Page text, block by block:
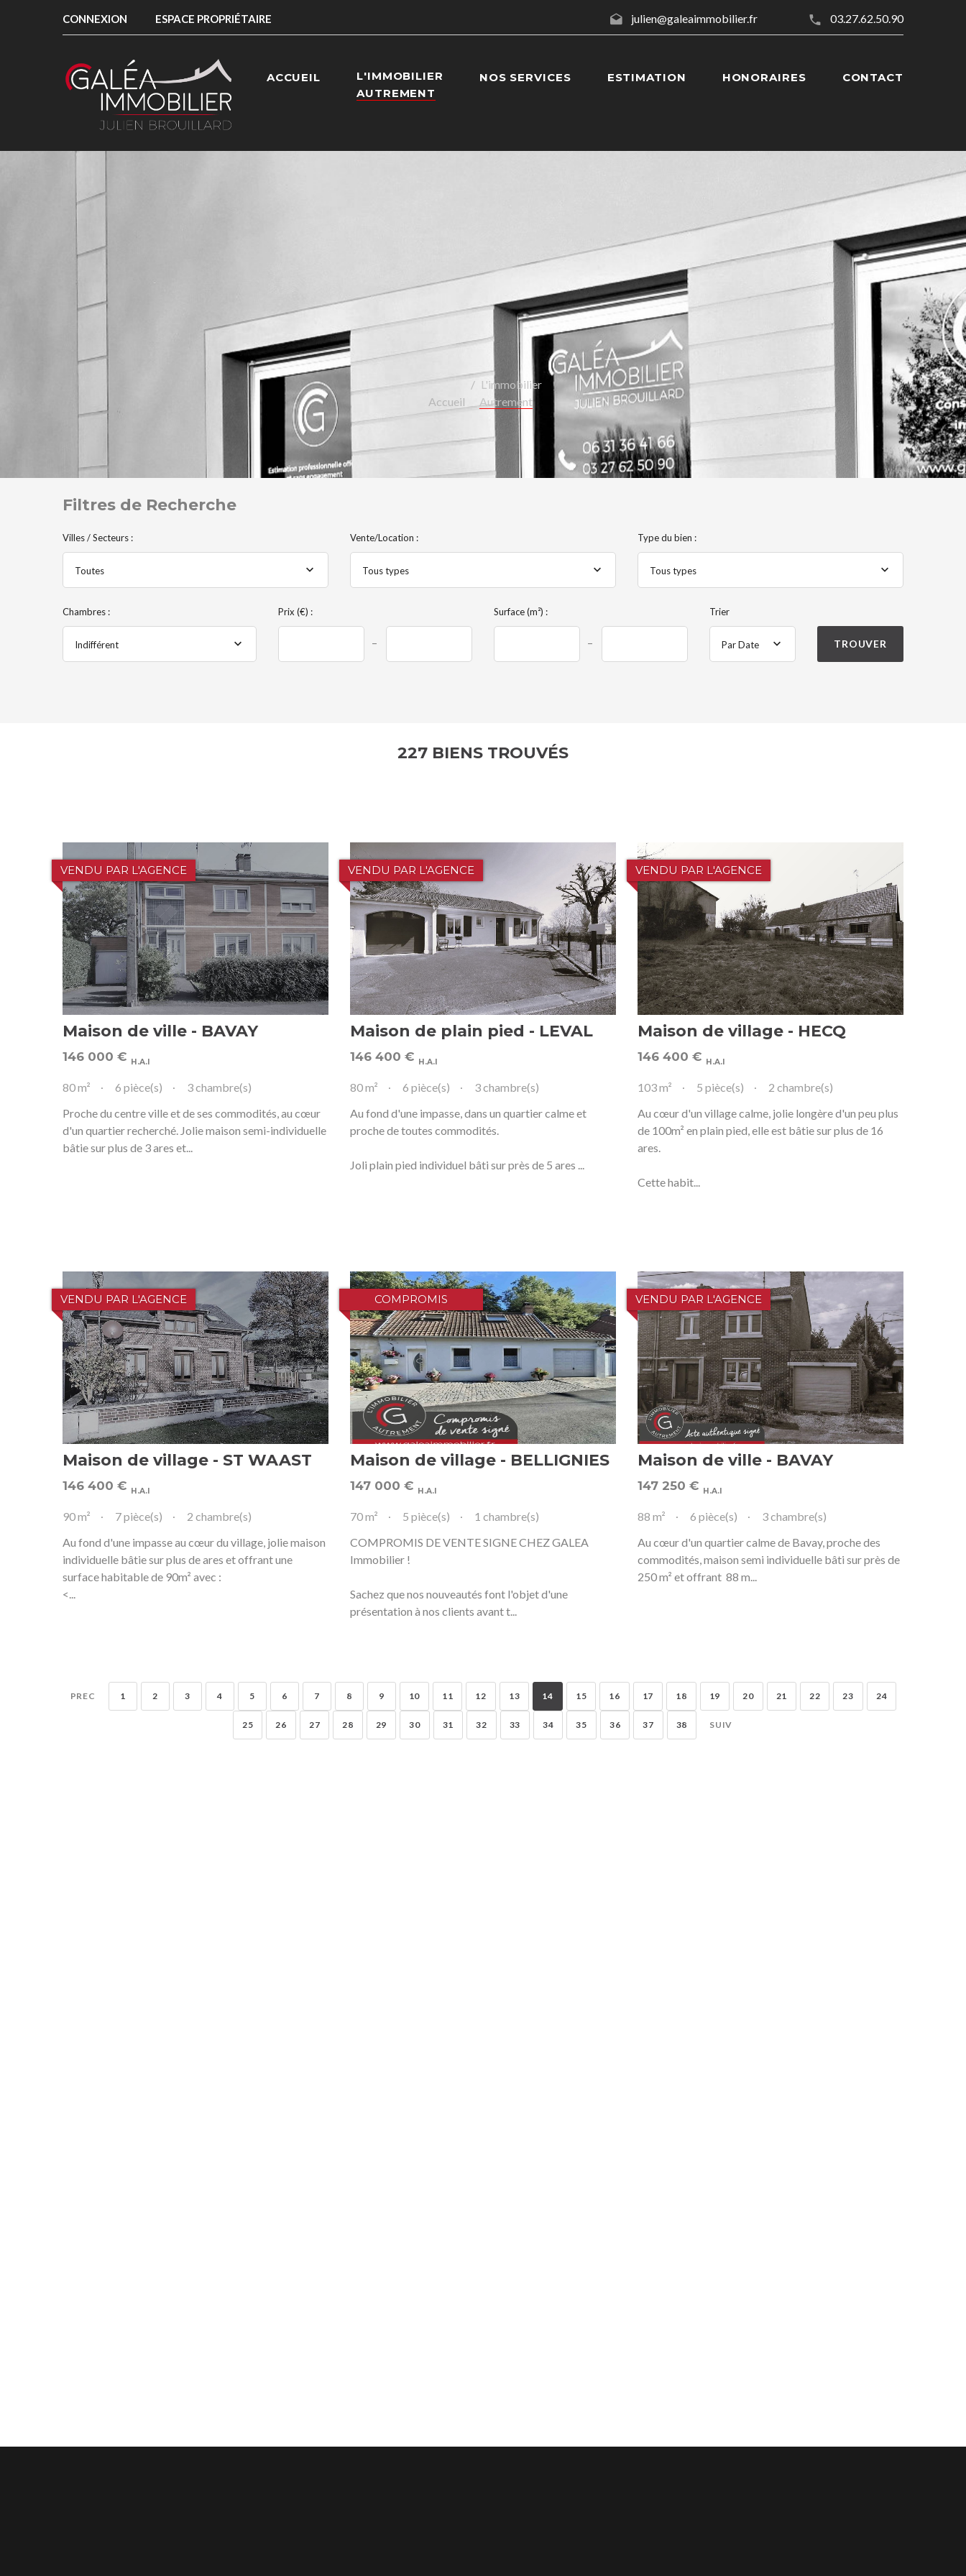
CONNEXION ESPACE PROPRIÉTAIRE julien@galeaimmobilier.fr 03.27.62.50.90
ACCUEIL
L'IMMOBILIER
AUTREMENT
NOS SERVICES ESTIMATION HONORAIRES CONTACT
Accueil
L'immobilier
Autrement
Filtres de Recherche
Villes / Secteurs :
Toutes
Vente/Location :
Tous types
Type du bien :
Tous types
Chambres :
Indifférent
Prix (€) : Surface (m²) : Trier
Par Date TROUVER
227 BIENS TROUVÉS
VENDU PAR L'AGENCE
Maison de ville - BAVAY
146 000 € H.A.I
80 m² 6 pièce(s)
3 chambre(s)
Proche du centre ville et de ses commodités, au cœur
d'un quartier recherché. Jolie maison semi-individuelle
bâtie sur plus de 3 ares et...
VENDU PAR L'AGENCE
Maison de plain pied - LEVAL
146 400 € H.A.I
80 m² 6 pièce(s)
3 chambre(s)
Au fond d'une impasse, dans un quartier calme et
proche de toutes commodités.
Joli plain pied individuel bâti sur près de 5 ares ...
VENDU PAR L'AGENCE
Maison de village - HECQ
146 400 € H.A.I
103 m² 5 pièce(s)
2 chambre(s)
Au cœur d'un village calme, jolie longère d'un peu plus
de 100m² en plain pied, elle est bâtie sur plus de 16
ares.
Cette habit...
VENDU PAR L'AGENCE
Maison de village - ST WAAST
146 400 € H.A.I
90 m² 7 pièce(s)
2 chambre(s)
Au fond d'une impasse au cœur du village, jolie maison
individuelle bâtie sur plus de ares et offrant une
surface habitable de 90m² avec :
<...
COMPROMIS
Maison de village - BELLIGNIES
147 000 € H.A.I
70 m² 5 pièce(s)
1 chambre(s)
COMPROMIS DE VENTE SIGNE CHEZ GALEA
Immobilier !
Sachez que nos nouveautés font l'objet d'une
présentation à nos clients avant t...
VENDU PAR L'AGENCE
Maison de ville - BAVAY
147 250 € H.A.I
88 m² 6 pièce(s)
3 chambre(s)
Au cœur d'un quartier calme de Bavay, proche des
commodités, maison semi individuelle bâti sur près de
250 m² et offrant 88 m...
PREC 1 2 3 4 5 6 7 8 9 10 11 12 13 14 15 16 17 18 19 20 21 22 23 24
25 26 27 28 29 30 31 32 33 34 35 36 37 38 SUIV